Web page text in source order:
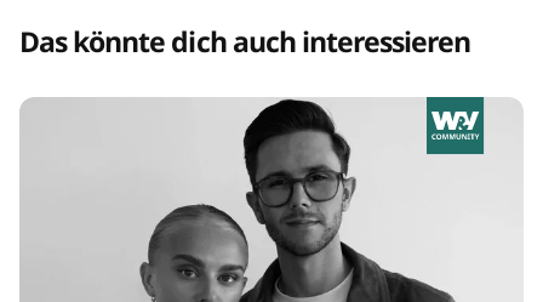
Das könnte dich auch interessieren